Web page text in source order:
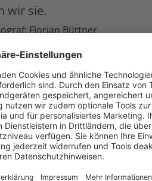
wir sie.
Florian Büttner